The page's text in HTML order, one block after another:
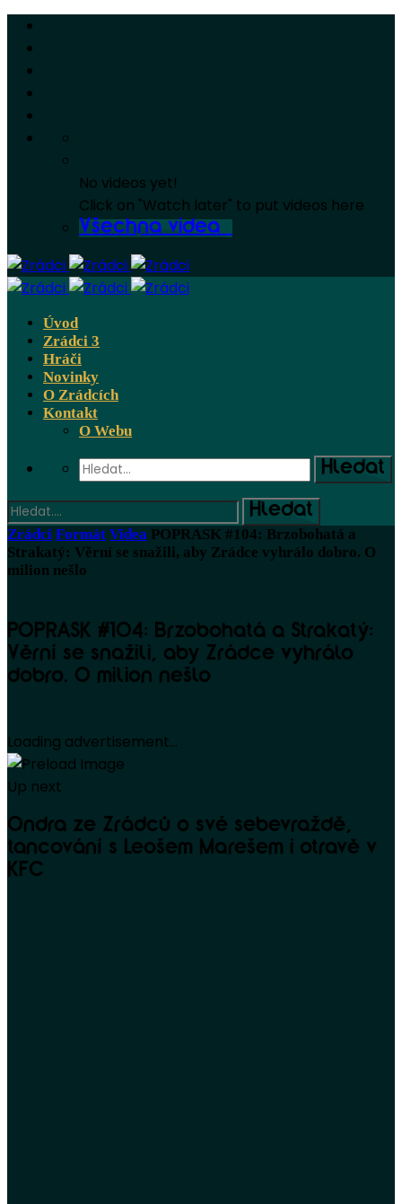
No videos yet!
Click on "Watch later" to put videos here
Všechna videa
Úvod
Zrádci 3
Hráči
Novinky
O Zrádcích
Kontakt
O Webu
Zrádci Formát Videa POPRASK #104: Brzobohatá a
Strakatý: Věrní se snažili, aby Zrádce vyhrálo dobro. O
milion nešlo
POPRASK #104: Brzobohatá a Strakatý:
Věrní se snažili, aby Zrádce vyhrálo
dobro. O milion nešlo
Loading advertisement...
Up next
Ondra ze Zrádců o své sebevraždě,
tancování s Leošem Marešem i otravě v
KFC